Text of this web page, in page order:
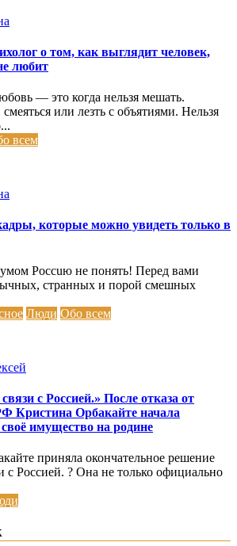
о том, как выглядит человек,
любит
— это когда нельзя мешать.
смеяться или лезть с объятиями. Нельзя
всем
которые можно увидеть только в
Россuю не понять! Перед вами
странных и порой смешных
Люди Обо всем
с Россией.» После отказа от
Кристина Орбакайте начала
имущество на родине
приняла окончательное решение
с Россией. ? Она не только официально